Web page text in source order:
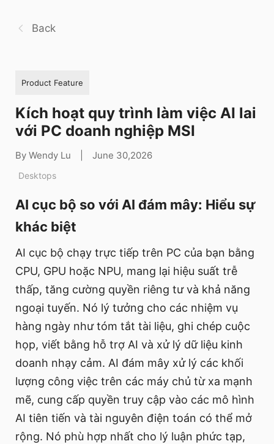
Back
Product Feature
Kích hoạt quy trình làm việc AI lai
với PC doanh nghiệp MSI
By Wendy Lu June 30,2026
Desktops
AI cục bộ so với AI đám mây: Hiểu sự
khác biệt
AI cục bộ chạy trực tiếp trên PC của bạn bằng
CPU, GPU hoặc NPU, mang lại hiệu suất trễ
thấp, tăng cường quyền riêng tư và khả năng
ngoại tuyến. Nó lý tưởng cho các nhiệm vụ
hàng ngày như tóm tắt tài liệu, ghi chép cuộc
họp, viết bằng hỗ trợ AI và xử lý dữ liệu kinh
doanh nhạy cảm. AI đám mây xử lý các khối
lượng công việc trên các máy chủ từ xa mạnh
mẽ, cung cấp quyền truy cập vào các mô hình
AI tiên tiến và tài nguyên điện toán có thể mở
rộng. Nó phù hợp nhất cho lý luận phức tạp,